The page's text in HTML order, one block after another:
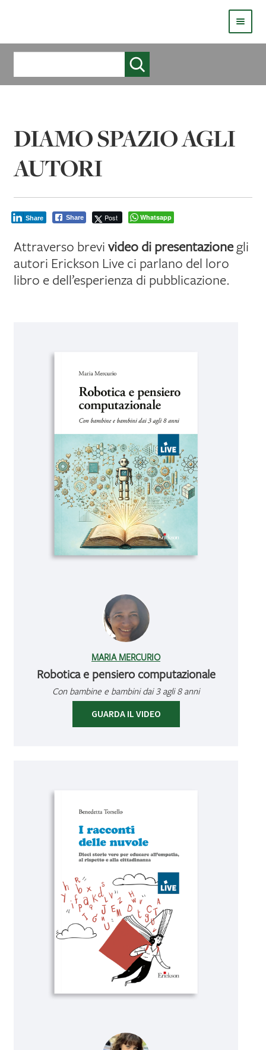
HOMEPAGE
COS’È LIVE
CATALOGO
COME PUBBLICARE
COME ACQUISTARE UN LIBRO ERICKSONLIVE?
VIDEO
IL MIO PROFILO
DIAMO SPAZIO AGLI
AUTORI
Share Post
Share Whatsapp
Attraverso brevivideo di presentazionegli
autori Erickson Live ci parlano del loro
libro e dell’esperienza di pubblicazione.
MARIA MERCURIO
Robotica e pensiero computazionale
Con bambine e bambini dai 3 agli 8 anni
GUARDA IL VIDEO